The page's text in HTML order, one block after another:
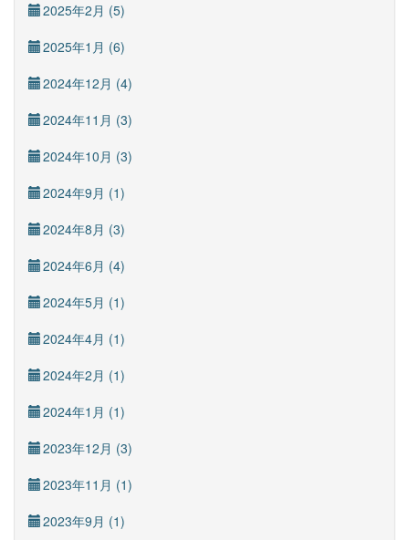
2025年2月 (5)
2025年1月 (6)
2024年12月 (4)
2024年11月 (3)
2024年10月 (3)
2024年9月 (1)
2024年8月 (3)
2024年6月 (4)
2024年5月 (1)
2024年4月 (1)
2024年2月 (1)
2024年1月 (1)
2023年12月 (3)
2023年11月 (1)
2023年9月 (1)